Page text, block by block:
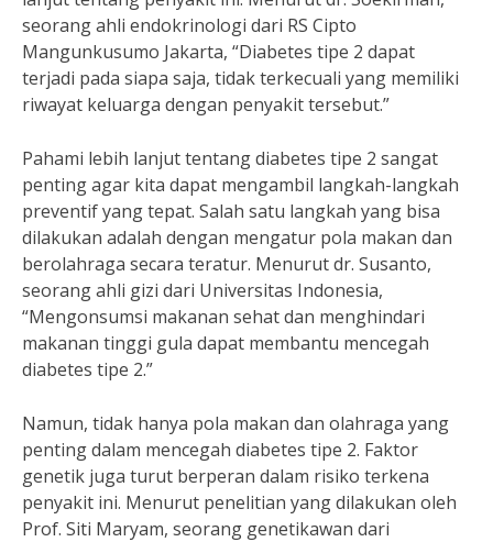
seorang ahli endokrinologi dari RS Cipto
Mangunkusumo Jakarta, “Diabetes tipe 2 dapat
terjadi pada siapa saja, tidak terkecuali yang memiliki
riwayat keluarga dengan penyakit tersebut.”
Pahami lebih lanjut tentang diabetes tipe 2 sangat
penting agar kita dapat mengambil langkah-langkah
preventif yang tepat. Salah satu langkah yang bisa
dilakukan adalah dengan mengatur pola makan dan
berolahraga secara teratur. Menurut dr. Susanto,
seorang ahli gizi dari Universitas Indonesia,
“Mengonsumsi makanan sehat dan menghindari
makanan tinggi gula dapat membantu mencegah
diabetes tipe 2.”
Namun, tidak hanya pola makan dan olahraga yang
penting dalam mencegah diabetes tipe 2. Faktor
genetik juga turut berperan dalam risiko terkena
penyakit ini. Menurut penelitian yang dilakukan oleh
Prof. Siti Maryam, seorang genetikawan dari